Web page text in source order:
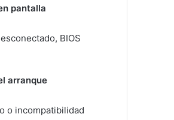
pantalla
BIOS
arranque
o incompatibilidad